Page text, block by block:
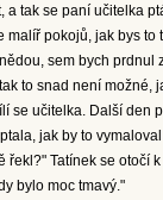
a tak se paní učitelka
malíř pokojů, jak bys to
sem bych prdnul
to snad není možné,
se učitelka. Další den
jak by to
řekl?" Tatínek se otočí
bylo moc tmavý."